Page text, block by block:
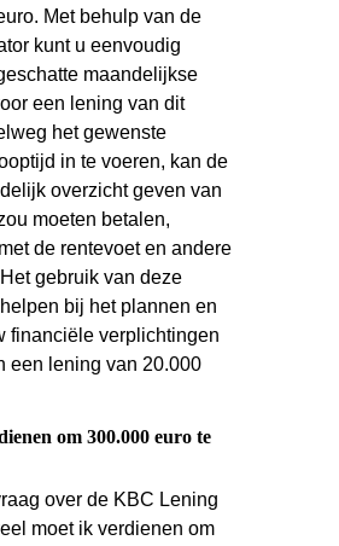
Met behulp van de
kunt u eenvoudig
maandelijkse
een lening van dit
het gewenste
in te voeren, kan de
overzicht geven van
moeten betalen,
de rentevoet en andere
gebruik van deze
bij het plannen en
financiële verplichtingen
een lening van 20.000
om 300.000 euro te
over de KBC Lening
moet ik verdienen om